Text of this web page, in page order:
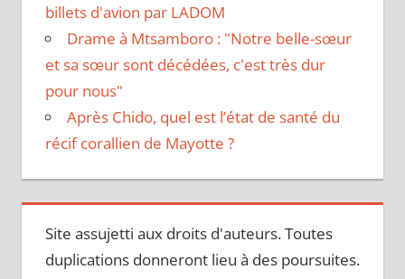
billets d'avion par LADOM
Drame à Mtsamboro : "Notre belle-sœur
et sa sœur sont décédées, c'est très dur
pour nous"
Après Chido, quel est l’état de santé du
récif corallien de Mayotte ?
Site assujetti aux droits d'auteurs. Toutes
duplications donneront lieu à des poursuites.